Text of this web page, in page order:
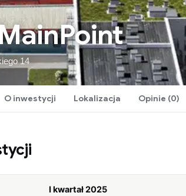
14
O inwestycji Lokalizacja Opinie (0)
I kwartał 2025